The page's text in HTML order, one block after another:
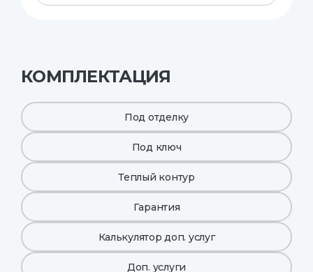
КОМПЛЕКТАЦИЯ
Под отделку
Под ключ
Теплый контур
Гарантия
Калькулятор доп. услуг
Доп. услуги